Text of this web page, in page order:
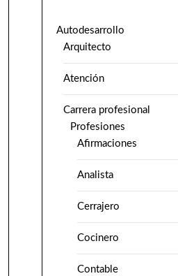
Autodesarrollo
Arquitecto
Atención
Carrera profesional
Profesiones
Afirmaciones
Analista
Cerrajero
Cocinero
Contable